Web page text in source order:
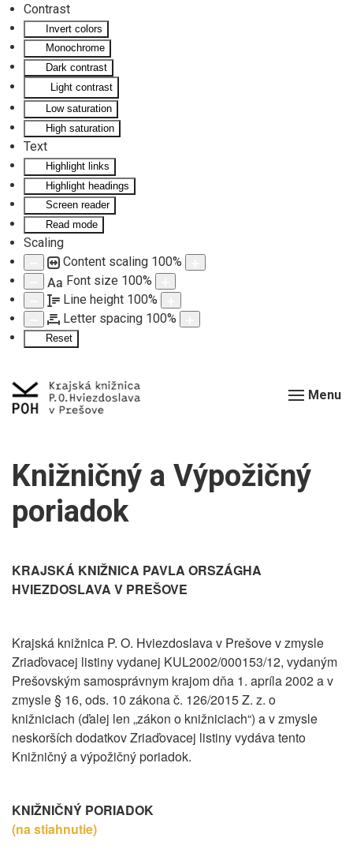
Contrast
Invert colors
Monochrome
Dark contrast
Light contrast
Low saturation
High saturation
Text
Highlight links
Highlight headings
Screen reader
Read mode
Scaling
Content scaling 100%
Aa Font size 100%
Line height 100%
Letter spacing 100%
Reset
Skip to main content
Menu
Knižničný a Výpožičný
poriadok
KRAJSKÁ KNIŽNICA PAVLA ORSZÁGHA
HVIEZDOSLAVA V PREŠOVE
Krajská knižnica P. O. Hviezdoslava v Prešove v zmysle
Zriaďovacej listiny vydanej KUL2002/000153/12, vydaným
Prešovským samosprávnym krajom dňa 1. apríla 2002 a v
zmysle § 16, ods. 10 zákona č. 126/2015 Z. z. o
knižniciach (ďalej len „zákon o knižniciach“) a v zmysle
neskorších dodatkov Zriaďovacej listiny vydáva tento
Knižničný a výpožičný poriadok.
KNIŽNIČNÝ PORIADOK
(na stiahnutie)